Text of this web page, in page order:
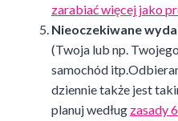
zarabiać więcej jako
Nieoczekiwane
(Twoja lub np.
samochód
dziennie także jest
planuj według zasady